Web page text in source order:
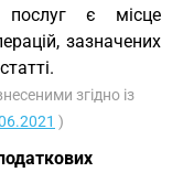
послуг є місце
зазначених
згідно із
)